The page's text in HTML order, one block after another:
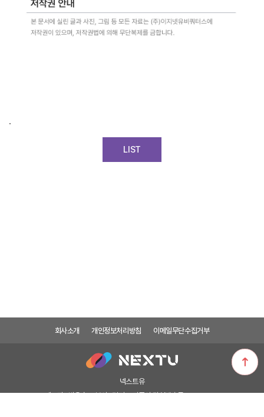
회사소개 개인정보처리방침 이메일무단수집거부
넥스트유
대표자 : 박은숙
본사 : 경기도 파주시 탄현방촌로 1132-37